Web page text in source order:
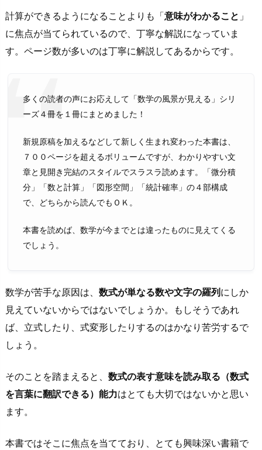
計算ができるようになることよりも「意味がわかること 」
に焦点が当てられているので、丁寧な解説になっていま
す。ページ数が多いのは丁寧に解説してあるからです。
多くの読者の声にお応えして「数学の風景が見える」シリ
ーズ４冊を１冊にまとめました！
新規原稿を加えるなどして新しく生まれ変わった本書は、
７００ページを超えるボリュームですが、わかりやすい文
章と見開き完結のスタイルでスラスラ読めます。「微分積
分」「数と計算」「図形空間」「統計確率」の４部構成
で、どちらから読んでもＯＫ。
本書を読めば、数学が今までとは違ったものに見えてくる
でしょう。
数学が苦手な原因は、 数式が単なる数や文字の羅列にしか
見えていないからではないでしょうか。もしそうであれ
ば、立式したり、式変形したりするのはかなり苦労するで
しょう。
そのことを踏まえると、 数式の表す意味を読み取る（数式
を言葉に翻訳できる）能力はとても大切ではないかと思い
ます。
本書ではそこに焦点を当てており、とても興味深い書籍で